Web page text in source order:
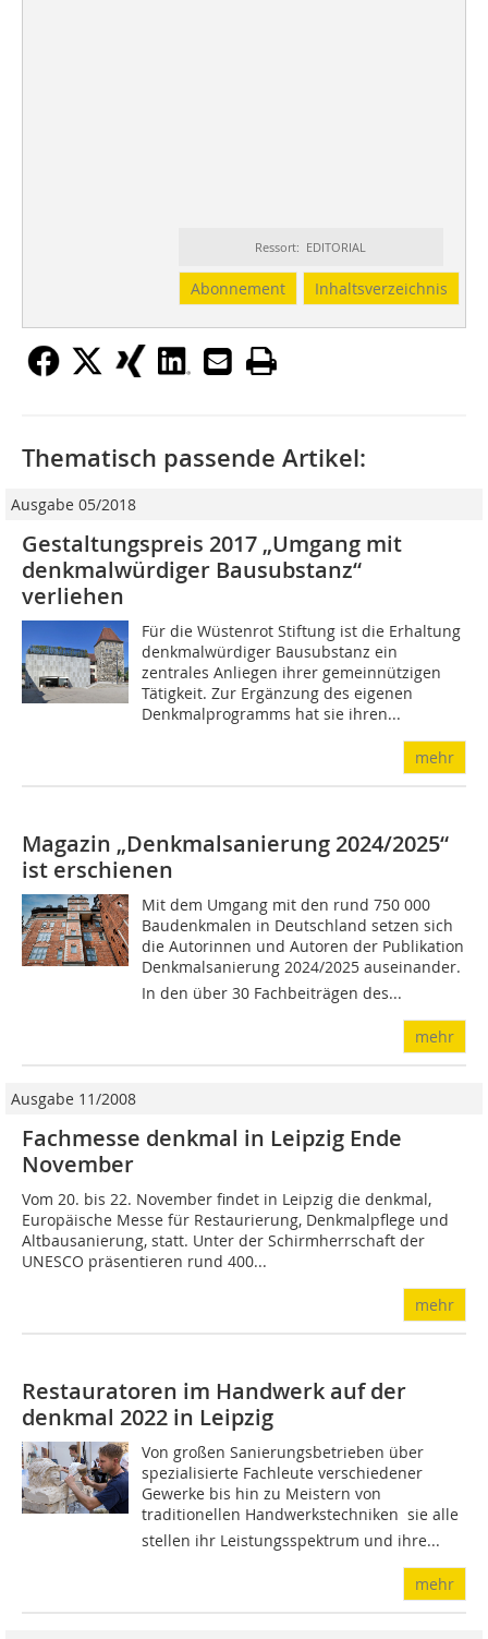
Ressort: EDITORIAL
Abonnement Inhaltsverzeichnis
Thematisch passende Artikel:
Ausgabe 05/2018
Gestaltungspreis 2017 „Umgang mit
denkmalwürdiger Bausubstanz“
verliehen
Für die Wüstenrot Stiftung ist die Erhaltung
denkmalwürdiger Bausubstanz ein
zentrales Anliegen ihrer gemeinnützigen
Tätigkeit. Zur Ergänzung des eigenen
Denkmalprogramms hat sie ihren...
mehr
Magazin „Denkmalsanierung 2024/2025“
ist erschienen
Mit dem Umgang mit den rund 750 000
Baudenkmalen in Deutschland setzen sich
die Autorinnen und Autoren der Publikation
Denkmalsanierung 2024/2025 auseinander.
In den über 30 Fachbeiträgen des...
mehr
Ausgabe 11/2008
Fachmesse denkmal in Leipzig Ende
November
Vom 20. bis 22. November findet in Leipzig die denkmal,
Europäische Messe für Restaurierung, Denkmalpflege und
Altbausanierung, statt. Unter der Schirmherrschaft der
UNESCO präsentieren rund 400...
mehr
Restauratoren im Handwerk auf der
denkmal 2022 in Leipzig
Von großen Sanierungsbetrieben über
spezialisierte Fachleute verschiedener
Gewerke bis hin zu Meistern von
traditionellen Handwerkstechniken  sie alle
stellen ihr Leistungsspektrum und ihre...
mehr